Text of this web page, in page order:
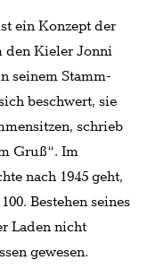
ein Konzept der
den Kieler Jonni
seinem Stamm-
beschwert, sie
schrieb
Gruß“. Im
nach 1945 geht,
Bestehen seines
Laden nicht
gewesen.